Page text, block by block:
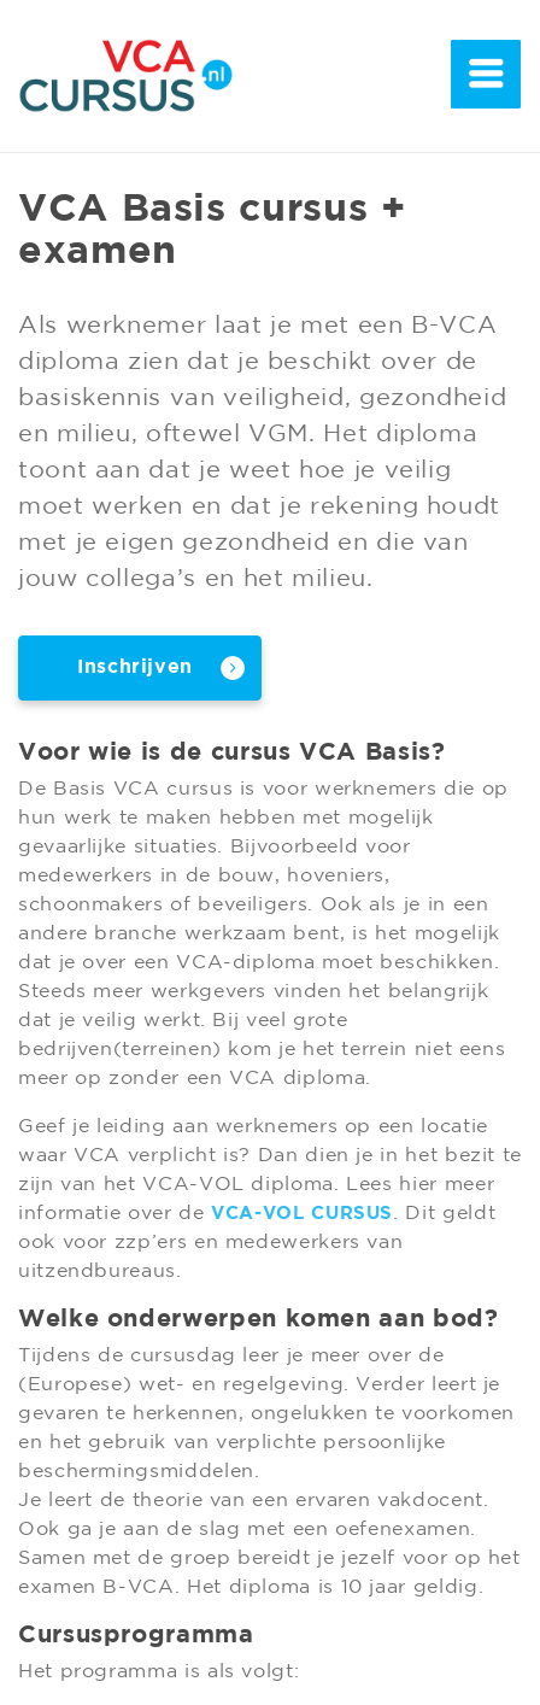
VCA Basis cursus +
examen
Als werknemer laat je met een B-VCA
diploma zien dat je beschikt over de
basiskennis van veiligheid, gezondheid
en milieu, oftewel VGM. Het diploma
toont aan dat je weet hoe je veilig
moet werken en dat je rekening houdt
met je eigen gezondheid en die van
jouw collega’s en het milieu.
Inschrijven
Voor wie is de cursus VCA Basis?
De Basis VCA cursus is voor werknemers die op
hun werk te maken hebben met mogelijk
gevaarlijke situaties. Bijvoorbeeld voor
medewerkers in de bouw, hoveniers,
schoonmakers of beveiligers. Ook als je in een
andere branche werkzaam bent, is het mogelijk
dat je over een VCA-diploma moet beschikken.
Steeds meer werkgevers vinden het belangrijk
dat je veilig werkt. Bij veel grote
bedrijven(terreinen) kom je het terrein niet eens
meer op zonder een VCA diploma.
Geef je leiding aan werknemers op een locatie
waar VCA verplicht is? Dan dien je in het bezit te
zijn van het VCA-VOL diploma. Lees hier meer
informatie over de VCA-VOL CURSUS . Dit geldt
ook voor zzp’ers en medewerkers van
uitzendbureaus.
Welke onderwerpen komen aan bod?
Tijdens de cursusdag leer je meer over de
(Europese) wet- en regelgeving. Verder leert je
gevaren te herkennen, ongelukken te voorkomen
en het gebruik van verplichte persoonlijke
beschermingsmiddelen.
Je leert de theorie van een ervaren vakdocent.
Ook ga je aan de slag met een oefenexamen.
Samen met de groep bereidt je jezelf voor op het
examen B-VCA. Het diploma is 10 jaar geldig.
Cursusprogramma
Het programma is als volgt: